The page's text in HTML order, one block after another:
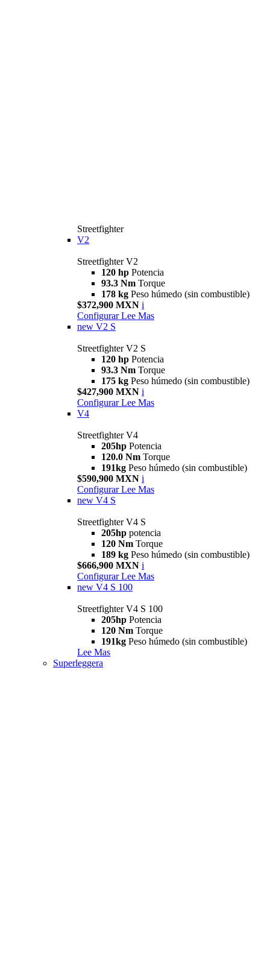
Streetfighter
V2
Streetfighter V2
120 hp Potencia
93.3 Nm Torque
178 kg Peso húmedo (sin combustible)
$372,900 MXN i
Configurar Lee Mas
new V2 S
Streetfighter V2 S
120 hp Potencia
93.3 Nm Torque
175 kg Peso húmedo (sin combustible)
$427,900 MXN i
Configurar Lee Mas
V4
Streetfighter V4
205hp Potencia
120.0 Nm Torque
191kg Peso húmedo (sin combustible)
$590,900 MXN i
Configurar Lee Mas
new V4 S
Streetfighter V4 S
205hp potencia
120 Nm Torque
189 kg Peso húmedo (sin combustible)
$666,900 MXN i
Configurar Lee Mas
new V4 S 100
Streetfighter V4 S 100
205hp Potencia
120 Nm Torque
191kg Peso húmedo (sin combustible)
Lee Mas
Superleggera